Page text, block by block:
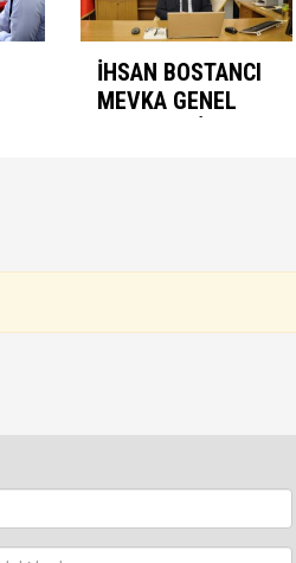
İHSAN BOSTANCI
MEVKA GENEL